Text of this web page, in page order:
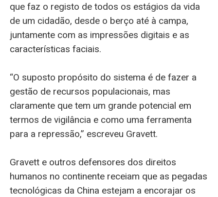
que faz o registo de todos os estágios da vida
de um cidadão, desde o berço até à campa,
juntamente com as impressões digitais e as
características faciais.
“O suposto propósito do sistema é de fazer a
gestão de recursos populacionais, mas
claramente que tem um grande potencial em
termos de vigilância e como uma ferramenta
para a repressão,” escreveu Gravett.
Gravett e outros defensores dos direitos
humanos no continente receiam que as pegadas
tecnológicas da China estejam a encorajar os